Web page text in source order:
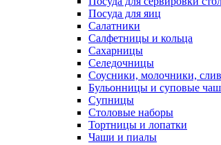
Посуда для яиц
Салатники
Салфетницы и кольца
Сахарницы
Селедочницы
Соусники, молочники,
Бульонницы и суповые
Супницы
Столовые наборы
Тортницы и лопатки
Чаши и пиалы